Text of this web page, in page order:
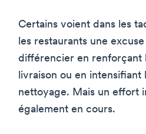
Certains voient dans les
les restaurants une
différencier en renforçant
livraison ou en intensifiant
nettoyage. Mais un effort
également en cours.